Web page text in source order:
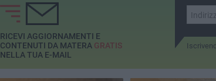
RICEVI AGGIORNAMENTI E
CONTENUTI DA MATERA GRATIS
NELLA TUA E-MAIL